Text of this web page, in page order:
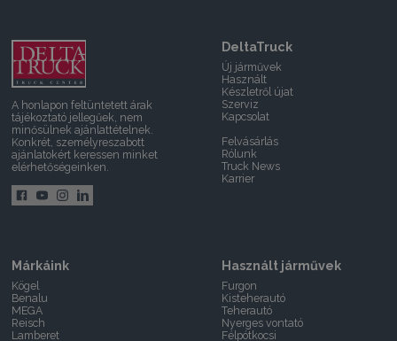
A honlapon feltüntetett árak
tájékoztató jellegűek, nem
minősülnek ajánlattételnek.
Konkrét, személyreszabott
ajánlatokért keressen minket
elérhetőségeinken.
DeltaTruck
Új járművek
Használt
Készletről újat
Szerviz
Kapcsolat
Felvásárlás
Rólunk
Truck News
Karrier
Márkáink
Kögel
Benalu
MEGA
Reisch
Lamberet
Használt járművek
Furgon
Kisteherautó
Teherautó
Nyerges vontató
Félpótkocsi